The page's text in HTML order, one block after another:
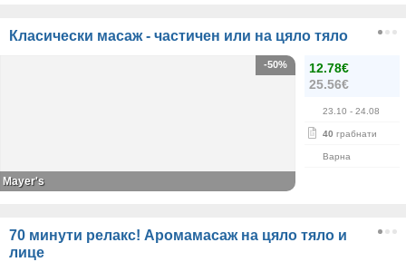
Класически масаж - частичен или на цяло тяло
12.78€
25.56€
23.10 - 24.08
40 грабнати
Варна
-50%
Mayer's
70 минути релакс! Аромамасаж на цяло тяло и
лице